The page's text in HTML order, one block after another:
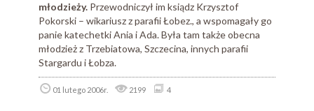
młodzieży. Przewodniczył im ksiądz Krzysztof
Pokorski – wikariusz z parafii Łobez., a wspomagały go
panie katechetki Ania i Ada. Była tam także obecna
młodzież z Trzebiatowa, Szczecina, innych parafii
Stargardu i Łobza.
01 lutego 2006r. 2199 4